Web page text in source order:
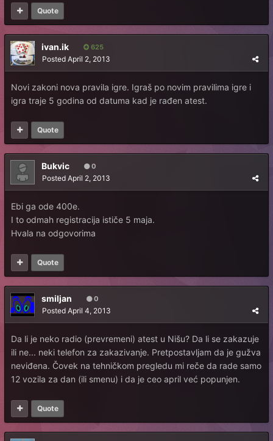
Quote
ivan.ik 625
Posted April 2, 2013
Novi zakoni nova pravila igre. Igraš po novim pravilima igre i
igra traje 5 godina od datuma kad je rađen atest.
Quote
Bukvic 0
Posted April 2, 2013
Ebi ga ode 400e.
I to odmah registracija ističe 5 maja.
Hvala na odgovorima
Quote
smiljan 0
Posted April 4, 2013
Da li je neko radio (prevremeni) atest u Nišu? Da li se zakazuje
ili ne... neki telefon za zakazivanje. Pretpostavljam da je gužva
neviđena. Čovek na tehničkom pregledu mi reče da rade samo
12 vozila za dan (ili smenu) i da je ceo april već popunjen.
Quote